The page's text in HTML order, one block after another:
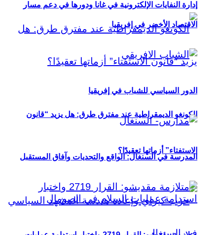
الكونغو الديمقراطية عند مفترق طرق: هل يزيد “قانون
الاستفتاء” أزماتها تعقيدًا؟
إدارة النفايات الإلكترونية في غانا ودورها في دعم مسار
الاقتصاد الأخضر في إفريقيا
الدور السياسي للشباب في إفريقيا
المدرسة في السنغال: الواقع والتحديات وآفاق المستقبل